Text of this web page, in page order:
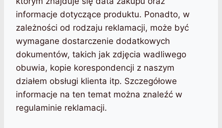
informacje dotyczące produktu. Ponadto, w
zależności od rodzaju reklamacji, może być
wymagane dostarczenie dodatkowych
dokumentów, takich jak zdjęcia wadliwego
obuwia, kopie korespondencji z naszym
działem obsługi klienta itp. Szczegółowe
informacje na ten temat można znaleźć w
regulaminie reklamacji.